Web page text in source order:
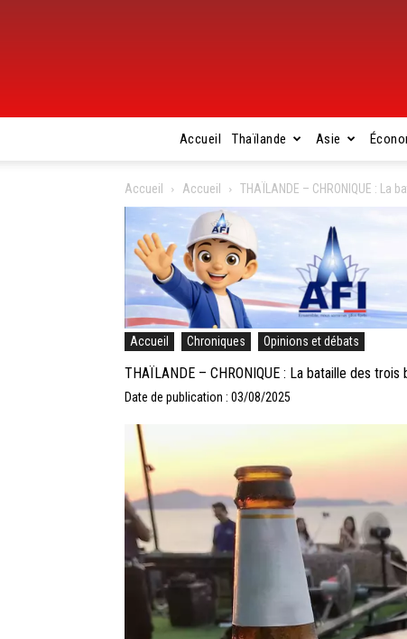
Accueil Thaïlande Asie
Accueil Accueil THAÏLANDE – CHRONIQUE :
Accueil Chroniques Opinions et débats
THAÏLANDE – CHRONIQUE : La bataille des
Date de publication : 03/08/2025